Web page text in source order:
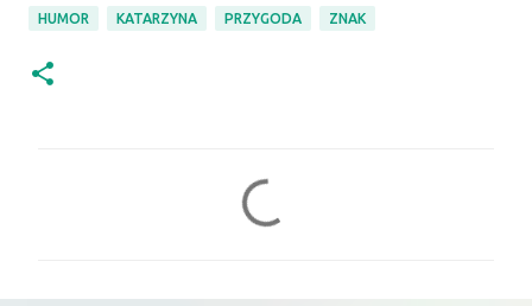
HUMOR KATARZYNA PRZYGODA ZNAK